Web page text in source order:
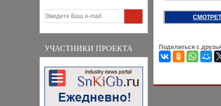
УЧАСТНИКИ ПРОЕКТА Поделиться с